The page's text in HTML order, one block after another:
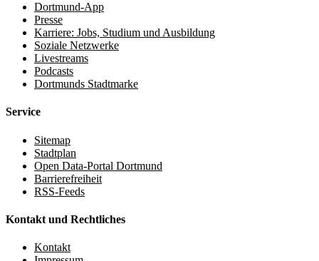
Dortmund-App
Presse
Karriere: Jobs, Studium und Ausbildung
Soziale Netzwerke
Livestreams
Podcasts
Dortmunds Stadtmarke
Service
Sitemap
Stadtplan
Open Data-Portal Dortmund
Barrierefreiheit
RSS-Feeds
Kontakt und Rechtliches
Kontakt